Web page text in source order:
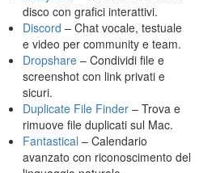
disco con grafici interattivi.
Discord – Chat vocale, testuale
e video per community e team.
Dropshare – Condividi file e
screenshot con link privati e
sicuri.
Duplicate File Finder – Trova e
rimuove file duplicati sul Mac.
Fantastical – Calendario
avanzato con riconoscimento del